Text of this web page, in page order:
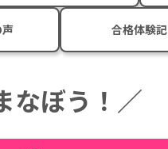
合格体験記
なぼう！／